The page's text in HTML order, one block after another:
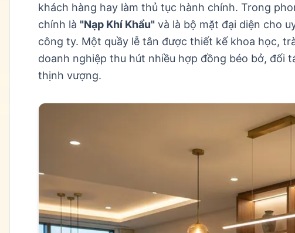
khách hàng hay làm thủ tục hành chính. Trong
chính là "Nạp Khí Khẩu" và là bộ mặt đại diện cho
công ty. Một quầy lễ tân được thiết kế khoa học,
doanh nghiệp thu hút nhiều hợp đồng béo bở, đối
thịnh vượng.